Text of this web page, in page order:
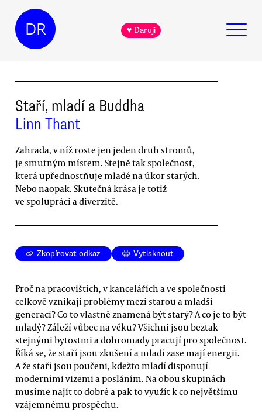
DR ♥ Daruji
Staří, mladí a Buddha
Linn Thant
Zahrada, v níž roste jen jeden druh stromů,
je smutným místem. Stejně tak společnost,
která upřednostňuje mladé na úkor starých.
Nebo naopak. Skutečná krása je totiž
ve spolupráci a diverzitě.
Zkopírovat odkaz Vytisknout
Proč na pracovištích, v kancelářích a ve společnosti
celkově vznikají problémy mezi starou a mladší
generací? Co to vlastně znamená být starý? A co je to být
mladý? Záleží vůbec na věku? Všichni jsou beztak
stejnými bytostmi a dohromady pracují pro společnost.
Říká se, že staří jsou zkušení a mladí zase mají energii.
A že staří jsou poučeni, kdežto mladí disponují
moderními vizemi a posláním. Na obou skupinách
musíme najít to dobré a pak to využít k co největšímu
vzájemnému prospěchu.